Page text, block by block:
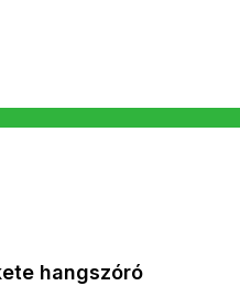
hangszóró